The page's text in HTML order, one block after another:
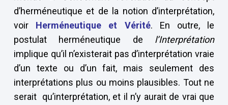
d’herméneutique et de la notion d’interprétation,
voir Herméneutique et Vérité. En outre, le
postulat herméneutique de l’Interprétation
implique qu’il n’existerait pas d’interprétation vraie
d’un texte ou d’un fait, mais seulement des
interprétations plus ou moins plausibles. Tout ne
serait qu’interprétation, et il n’y aurait de vrai que